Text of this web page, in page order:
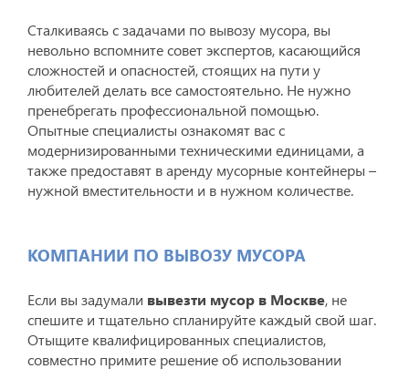
Сталкиваясь с задачами по вывозу мусора, вы
невольно вспомните совет экспертов, касающийся
сложностей и опасностей, стоящих на пути у
любителей делать все самостоятельно. Не нужно
пренебрегать профессиональной помощью.
Опытные специалисты ознакомят вас с
модернизированными техническими единицами, а
также предоставят в аренду мусорные контейнеры –
нужной вместительности и в нужном количестве.
КОМПАНИИ ПО ВЫВОЗУ МУСОРА
Если вы задумали вывезти мусор в Москве, не
спешите и тщательно спланируйте каждый свой шаг.
Отыщите квалифицированных специалистов,
совместно примите решение об использовании